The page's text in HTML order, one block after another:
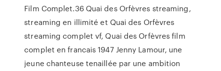
Film Complet.36 Quai des Orfèvres streaming,
streaming en illimité et Quai des Orfèvres
streaming complet vf, Quai des Orfèvres film
complet en francais 1947 Jenny Lamour, une
jeune chanteuse tenaillée par une ambition